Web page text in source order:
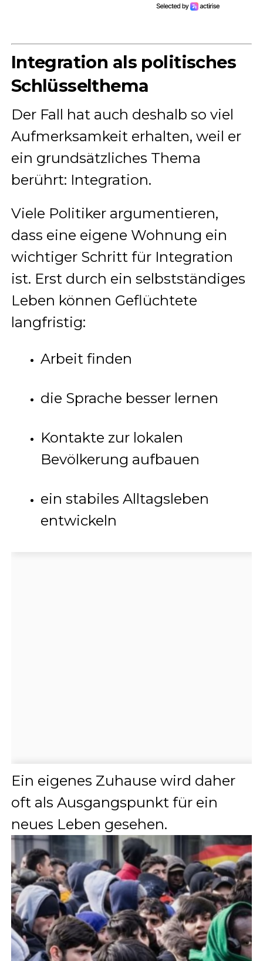
Integration als politisches
Schlüsselthema
Der Fall hat auch deshalb so viel
Aufmerksamkeit erhalten, weil er
ein grundsätzliches Thema
berührt: Integration.
Viele Politiker argumentieren,
dass eine eigene Wohnung ein
wichtiger Schritt für Integration
ist. Erst durch ein selbstständiges
Leben können Geflüchtete
langfristig:
Arbeit finden
die Sprache besser lernen
Kontakte zur lokalen
Bevölkerung aufbauen
ein stabiles Alltagsleben
entwickeln
Ein eigenes Zuhause wird daher
oft als Ausgangspunkt für ein
neues Leben gesehen.